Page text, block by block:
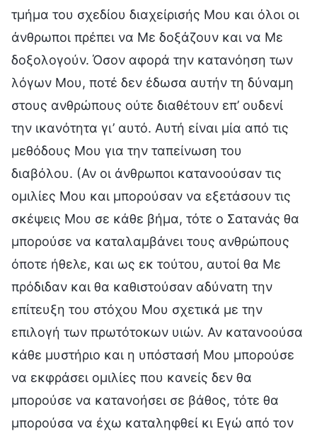
τμήμα του σχεδίου διαχείρισής Μου και όλοι οι
άνθρωποι πρέπει να Με δοξάζουν και να Με
δοξολογούν. Όσον αφορά την κατανόηση των
λόγων Μου, ποτέ δεν έδωσα αυτήν τη δύναμη
στους ανθρώπους ούτε διαθέτουν επ’ ουδενί
την ικανότητα γι’ αυτό. Αυτή είναι μία από τις
μεθόδους Μου για την ταπείνωση του
διαβόλου. (Αν οι άνθρωποι κατανοούσαν τις
ομιλίες Μου και μπορούσαν να εξετάσουν τις
σκέψεις Μου σε κάθε βήμα, τότε ο Σατανάς θα
μπορούσε να καταλαμβάνει τους ανθρώπους
όποτε ήθελε, και ως εκ τούτου, αυτοί θα Με
πρόδιδαν και θα καθιστούσαν αδύνατη την
επίτευξη του στόχου Μου σχετικά με την
επιλογή των πρωτότοκων υιών. Αν κατανοούσα
κάθε μυστήριο και η υπόστασή Μου μπορούσε
να εκφράσει ομιλίες που κανείς δεν θα
μπορούσε να κατανοήσει σε βάθος, τότε θα
μπορούσα να έχω καταληφθεί κι Εγώ από τον